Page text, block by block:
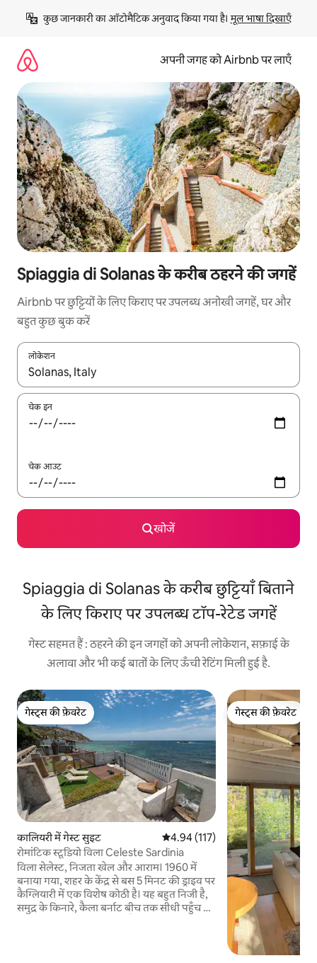
छोड़कर
कॉन्टेंट
कुछ जानकारी का ऑटोमैटिक अनुवाद किया गया है। मूल भाषा दिखाएँ
अपनी जगह को Airbnb पर लाएँ
Spiaggia di Solanas के करीब ठहरने की जगहें
Airbnb पर छुट्टियों के लिए किराए पर उपलब्ध अनोखी जगहें, घर और
बहुत कुछ बुक करें
लोकेशन
नतीजों के उपलब्ध होने पर, अप और डाउन 'ऐरो की' का इस्तेमाल करके नेविगेट
चेक इन
चेक आउट
खोजें
Spiaggia di Solanas के करीब छुट्टियाँ बिताने
के लिए किराए पर उपलब्ध टॉप-रेटेड जगहें
गेस्ट सहमत हैं : ठहरने की इन जगहों को अपनी लोकेशन, सफ़ाई के
अलावा और भी कई बातों के लिए ऊँची रेटिंग मिली हुई है.
गेस्ट्स की फ़ेवरेट
गेस्ट्स की फ़ेवरेट
कालियरी में गेस्ट सुइट औसत रेटिंग 5 में से 4.94, 117 समीक्षाएँ
4.94 (117)
रोमांटिक स्टूडियो विला Celeste Sardinia
विला सेलेस्ट, निजता खेल और आराम। 1960 में
बनाया गया, शहर के केंद्र से बस 5 मिनट की ड्राइव पर
कैग्लियारी में एक विशेष कोठी है। यह बहुत निजी है,
समुद्र के किनारे, कैला बर्नाट बीच तक सीधी पहुँच के
गेस्ट्स की फ़ेवरेट
गेस्ट्स की फ़ेवरेट